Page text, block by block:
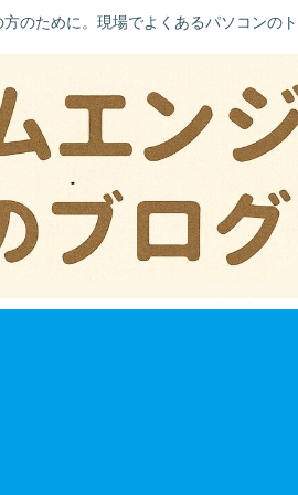
のために。現場でよくあるパソコンの